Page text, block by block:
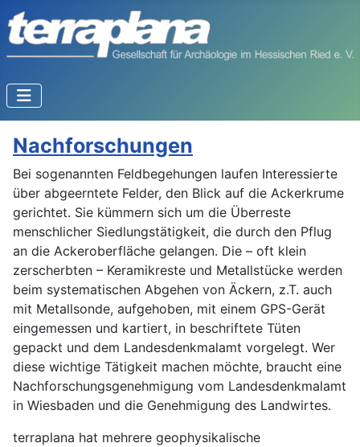
Nachforschungen
Bei sogenannten Feldbegehungen laufen Interessierte
über abgeerntete Felder, den Blick auf die Ackerkrume
gerichtet. Sie kümmern sich um die Überreste
menschlicher Siedlungstätigkeit, die durch den Pflug
an die Ackeroberfläche gelangen. Die – oft klein
zerscherbten – Keramikreste und Metallstücke werden
beim systematischen Abgehen von Äckern, z.T. auch
mit Metallsonde, aufgehoben, mit einem GPS-Gerät
eingemessen und kartiert, in beschriftete Tüten
gepackt und dem Landesdenkmalamt vorgelegt. Wer
diese wichtige Tätigkeit machen möchte, braucht eine
Nachforschungsgenehmigung vom Landesdenkmalamt
in Wiesbaden und die Genehmigung des Landwirtes.
terraplana hat mehrere geophysikalische